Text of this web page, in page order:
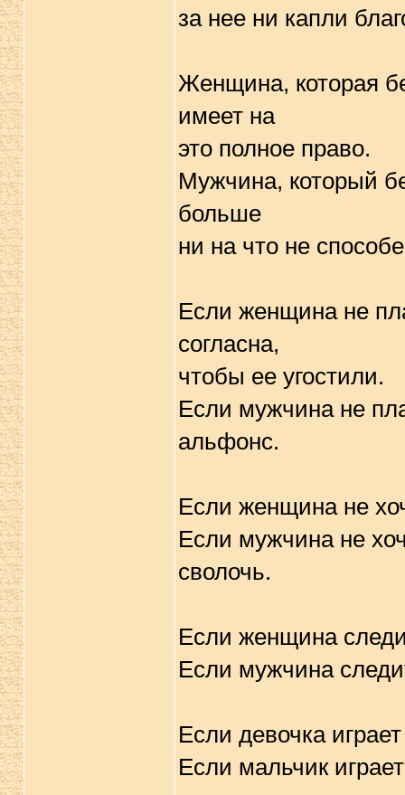
за нее ни капли
Женщина, которая
имеет на
это полное право.
Мужчина, который
больше
ни на что не
Если женщина не
согласна,
чтобы ее угостили.
Если мужчина не
альфонс.
Если женщина не
Если мужчина не
сволочь.
Если женщина
Если мужчина
Если девочка
Если мальчик